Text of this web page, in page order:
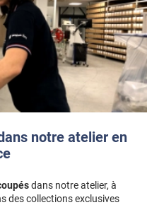
notre atelier en
dans notre atelier, à
des collections exclusives